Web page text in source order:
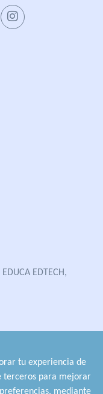
EDTECH,
tu experiencia de
terceros para mejorar
mediante